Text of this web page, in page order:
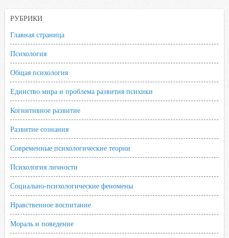
РУБРИКИ
Главная страница
Психология
Общая психология
Единство мира и проблема развития психики
Когнитивное развитие
Развитие сознания
Современные психологические теории
Психология личности
Социально-психологические феномены
Нравственное воспитание
Мораль и поведение